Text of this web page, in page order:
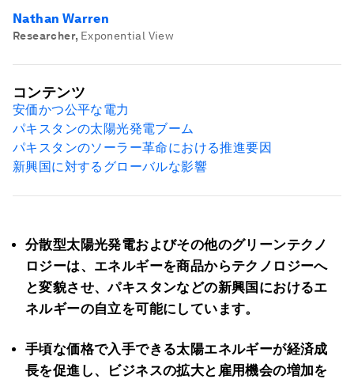
Nathan Warren
Researcher, Exponential View
分散型太陽光発電およびその他のグリーンテクノ
ロジーは、エネルギーを商品からテクノロジーへ
と変貌させ、パキスタンなどの新興国におけるエ
ネルギーの自立を可能にしています。
手頃な価格で入手できる太陽エネルギーが経済成
長を促進し、ビジネスの拡大と雇用機会の増加を
コンテンツ
安価かつ公平な電力
パキスタンの太陽光発電ブーム
パキスタンのソーラー革命における推進要因
新興国に対するグローバルな影響